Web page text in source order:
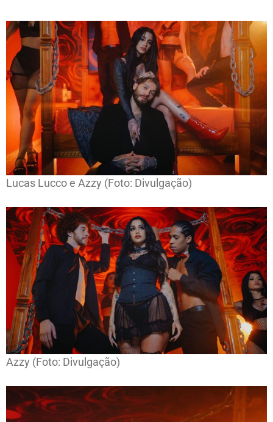
Lucas Lucco e Azzy (Foto: Divulgação)
Azzy (Foto: Divulgação)